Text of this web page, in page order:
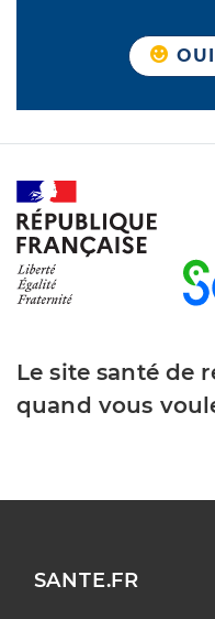
OUI
Le site santé de
quand vous
SANTE.FR